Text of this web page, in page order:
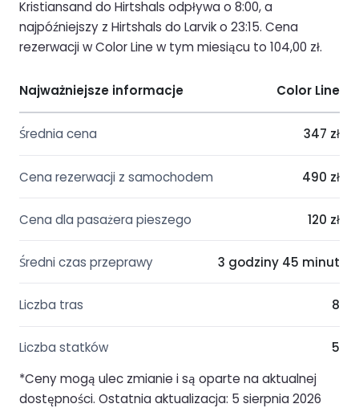
Kristiansand do Hirtshals odpływa o 8:00, a
najpóźniejszy z Hirtshals do Larvik o 23:15. Cena
rezerwacji w Color Line w tym miesiącu to 104,00 zł.
Najważniejsze informacje Color Line
Średnia cena 347 zł
Cena rezerwacji z samochodem 490 zł
Cena dla pasażera pieszego 120 zł
Średni czas przeprawy 3 godziny 45 minut
Liczba tras 8
Liczba statków
5
*Ceny mogą ulec zmianie i są oparte na aktualnej
dostępności. Ostatnia aktualizacja: 5 sierpnia 2026